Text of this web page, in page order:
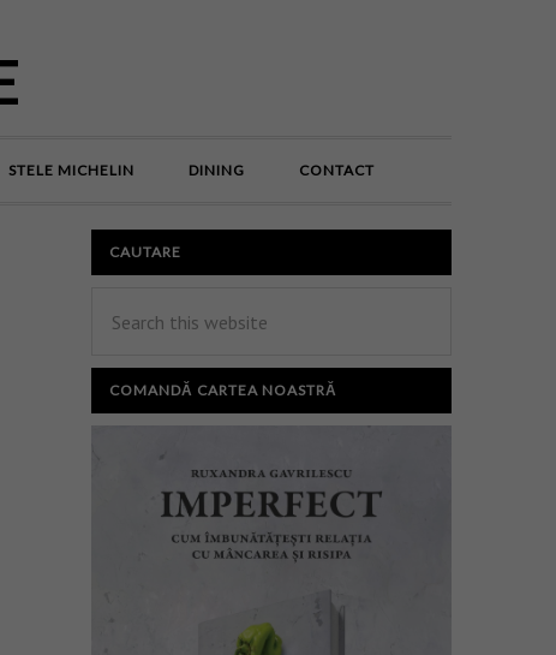
STELE MICHELIN DINING CONTACT
CAUTARE
COMANDĂ CARTEA NOASTRĂ